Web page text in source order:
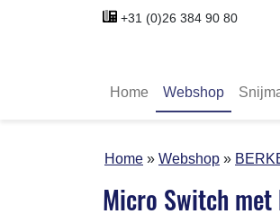
+31 (0)26 384 90 80
Home Webshop
Home Webshop
Micro Switch met